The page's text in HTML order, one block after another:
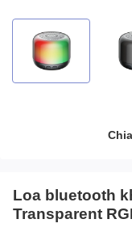
Loa bluetooth
Transparent